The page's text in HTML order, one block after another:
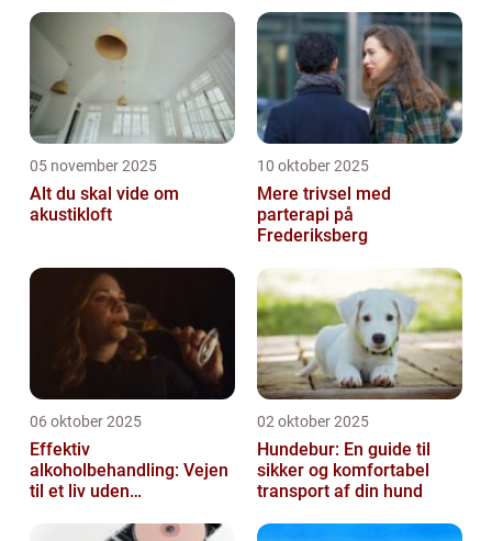
05 november 2025
Alt du skal vide om
akustikloft
10 oktober 2025
Mere trivsel med
parterapi på
Frederiksberg
06 oktober 2025
Effektiv
alkoholbehandling: Vejen
til et liv uden
02 oktober 2025
Hundebur: En guide til
sikker og komfortabel
transport af din hund